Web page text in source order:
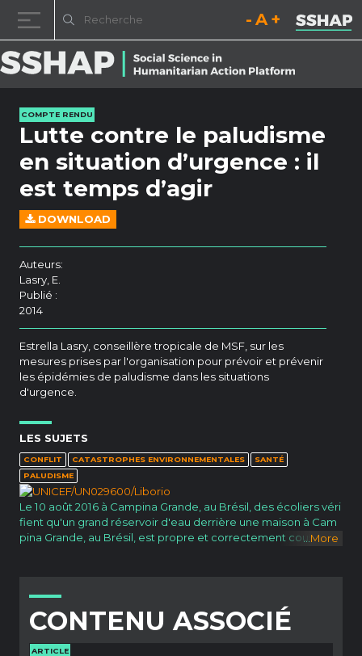
Diminuez la taille de la
Réinitialisez la
COMPTE RENDU
Lutte contre le paludisme
en situation d’urgence : il
est temps d’agir
DOWNLOAD
Auteurs:
Lasry, E.
Publié :
2014
Estrella Lasry, conseillère tropicale de MSF, sur les
mesures prises par l'organisation pour prévoir et prévenir
les épidémies de paludisme dans les situations
d'urgence.
LES SUJETS
CONFLIT CATASTROPHES ENVIRONNEMENTALES
SANTÉ
PALUDISME
Le 10 août 2016 à Campina Grande, au Brésil, des écoliers véri
fient qu'un grand réservoir d'eau derrière une maison à Cam
pina Grande, au Brésil, est propre et correctement couvert p
clés dans un effort de mobilisation sociale contre les vecteur
s visant à partager rapidement des informations importantes
sur la prévention du Zika dans tous les foyers de la ville.
Read Less
... More
CONTENU ASSOCIÉ
ARTICLE